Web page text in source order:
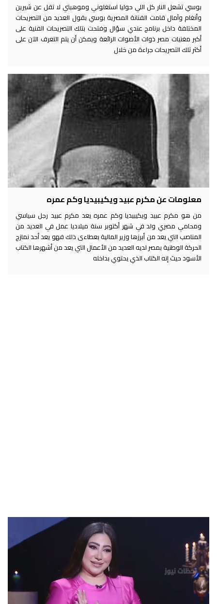
بوسي تشعل النار كل اللي حوليا استغلوني وموهبتي لا تقل عن شيرين
وأنغام وآمال قامت الفنانة المصرية بوسي بقول العديد من التصريحات
المختلفة داخل برنامج عندي سؤال وفتحت بتلك التصريحات الفنية على
أكبر مغنيات مصر ذوات الأصوات الرائعة ويمكن أن يتم التعرف الآن على
أكثر تلك التصريحات جراءة من خلال
معلومات عن مكرم عبيد ويكيبيديا وكم عمره
من هو مكرم عبيد ويكيبيديا وكم عمره يعد مكرم عبيد رجل سياسي
ومحامي مصري ولد في شهر أكتوبر سنة ميلاديا عمل في العديد من
المناصب التي يعد من أبرزها وزير المالية بعطاءى ذلك فهو يعد أحد نمازج
الحركة الوطنية بمصر لديه العديد من الأعمال التي يعد من أشهرها الكتاب
الأسود حيث إنه الكتاب الذي يحتوي بداخله